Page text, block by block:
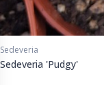
Sedeveria
Sedeveria 'Pudgy'